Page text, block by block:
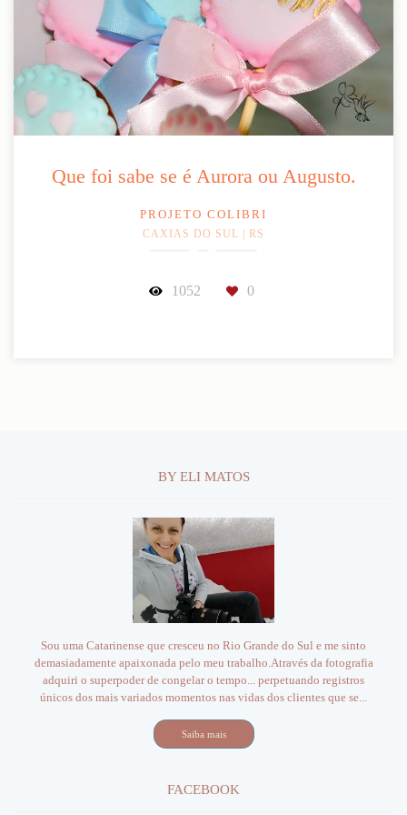
Que foi sabe se é Aurora ou Augusto.
PROJETO COLIBRI
CAXIAS DO SUL | RS
1052 0
BY ELI MATOS
Sou uma Catarinense que cresceu no Rio Grande do Sul e me sinto
demasiadamente apaixonada pelo meu trabalho.Através da fotografia
adquiri o superpoder de congelar o tempo... perpetuando registros
únicos dos mais variados momentos nas vidas dos clientes que se...
Saiba mais
FACEBOOK